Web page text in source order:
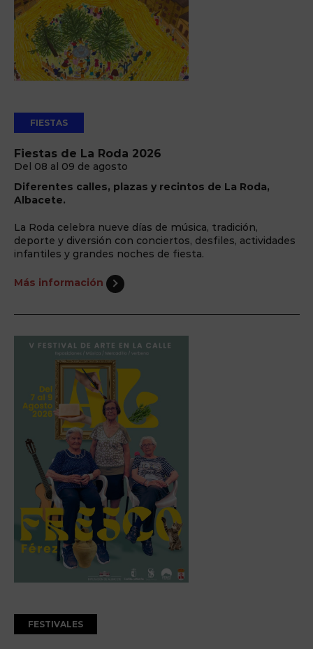
FIESTAS
Fiestas de La Roda 2026
Del 08 al 09 de agosto
Diferentes calles, plazas y recintos de La Roda,
Albacete.
La Roda celebra nueve días de música, tradición,
deporte y diversión con conciertos, desfiles, actividades
infantiles y grandes noches de fiesta.
Más información
FESTIVALES